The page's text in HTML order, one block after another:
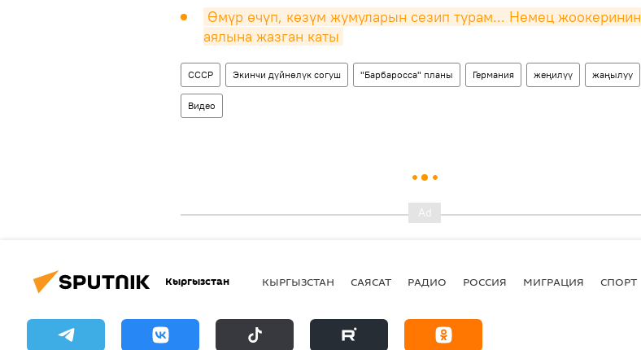
Өмүр өчүп, көзүм жумуларын сезип турам... Немец жоокеринин
аялына жазган каты
СССР Экинчи дүйнөлүк согуш "Барбаросса" планы Германия жеңилүү жаңылуу
Видео
Кыргызстан КЫРГЫЗСТАН САЯСАТ РАДИО РОССИЯ МИГРАЦИЯ СПОРТ